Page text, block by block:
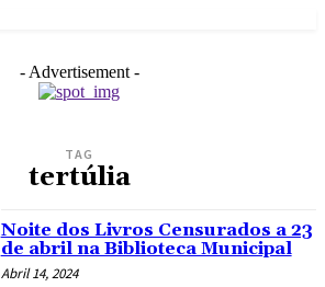
- Advertisement -
TAG
tertúlia
Noite dos Livros Censurados a 23
de abril na Biblioteca Municipal
Abril 14, 2024